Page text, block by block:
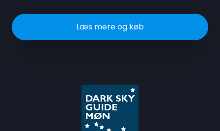
Læs mere og køb